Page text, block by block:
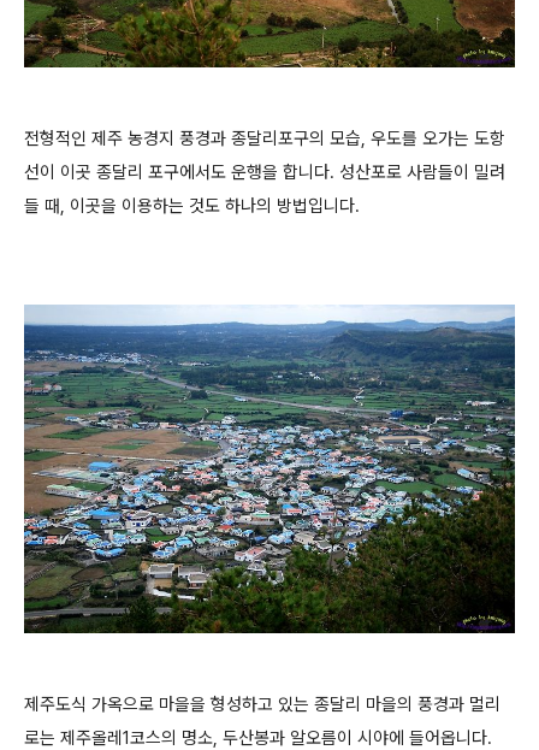
전형적인 제주 농경지 풍경과 종달리포구의 모습, 우도를 오가는 도항
선이 이곳 종달리 포구에서도 운행을 합니다. 성산포로 사람들이 밀려
들 때, 이곳을 이용하는 것도 하나의 방법입니다.
제주도식 가옥으로 마을을 형성하고 있는 종달리 마을의 풍경과 멀리
로는 제주올레1코스의 명소, 두산봉과 알오름이 시야에 들어옵니다.